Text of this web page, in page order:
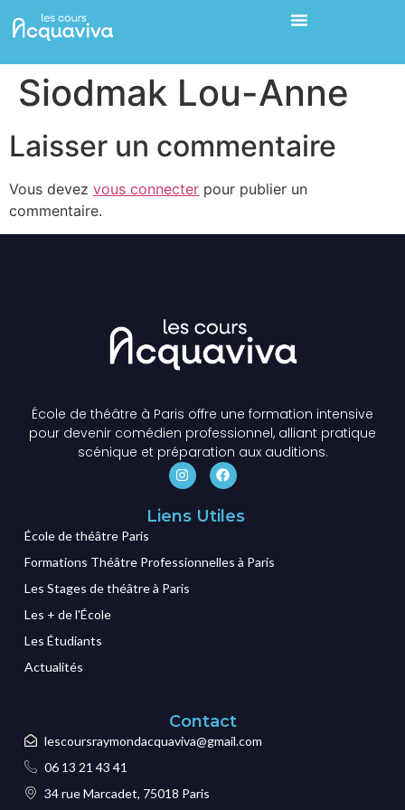
Siodmak Lou-Anne
Laisser un commentaire
Vous devez vous connecter pour publier un
commentaire.
École de théâtre à Paris offre une formation intensive
pour devenir comédien professionnel, alliant pratique
scénique et préparation aux auditions.
Liens Utiles
École de théâtre Paris
Formations Théâtre Professionnelles à Paris
Les Stages de théâtre à Paris
Les + de l'École
Les Étudiants
Actualités
Contact
lescoursraymondacquaviva@gmail.com
06 13 21 43 41
34 rue Marcadet, 75018 Paris